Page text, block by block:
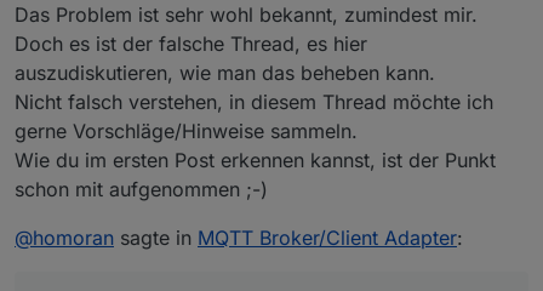
anlegen,obwohl dies kein Objekt enthält (war mir
auch neu)- aber unter state2 kann ich immer noch
Es ist nun möglich Objekte anzulegen, selbst wenn
das Parent kein Objekt hat.Allerdings kann ich immer
noch keine Objekte unter states anlegen (also in der
Admin Oberfläche).
Wird das extern gepublished, dann legt es der
Adapter an
- das müsste man dann halt ggf. so
beschreiben.
Das Problem ist sehr wohl bekannt, zumindest mir.
Doch es ist der falsche Thread, es hier
auszudiskutieren, wie man das beheben kann.
Nicht falsch verstehen, in diesem Thread möchte ich
gerne Vorschläge/Hinweise sammeln.
Wie du im ersten Post erkennen kannst, ist der Punkt
schon mit aufgenommen ;-)
@homoran sagte in MQTT Broker/Client Adapter: